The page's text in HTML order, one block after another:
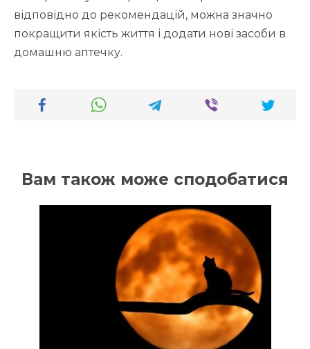
відповідно до рекомендацій, можна значно
покращити якість життя і додати нові засоби в
домашню аптечку.
Вам також може сподобатися